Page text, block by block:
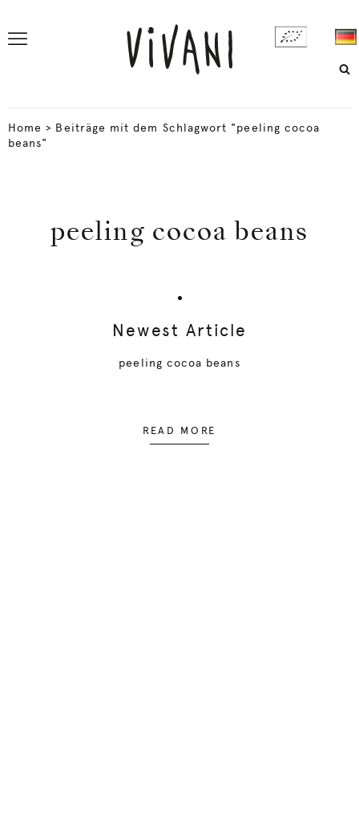
Home > Beiträge mit dem Schlagwort "peeling cocoa
beans"
peeling cocoa beans
Newest Article
peeling cocoa beans
READ MORE